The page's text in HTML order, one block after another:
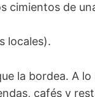
cimientos de
locales).
la bordea. A lo
cafés y